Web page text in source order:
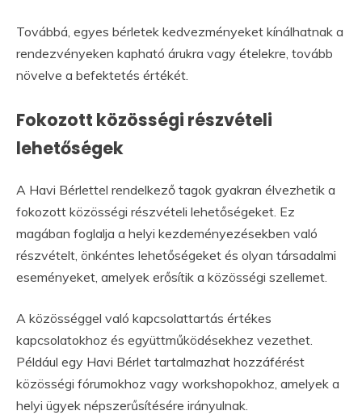
Továbbá, egyes bérletek kedvezményeket kínálhatnak a
rendezvényeken kapható árukra vagy ételekre, tovább
növelve a befektetés értékét.
Fokozott közösségi részvételi
lehetőségek
A Havi Bérlettel rendelkező tagok gyakran élvezhetik a
fokozott közösségi részvételi lehetőségeket. Ez
magában foglalja a helyi kezdeményezésekben való
részvételt, önkéntes lehetőségeket és olyan társadalmi
eseményeket, amelyek erősítik a közösségi szellemet.
A közösséggel való kapcsolattartás értékes
kapcsolatokhoz és együttműködésekhez vezethet.
Például egy Havi Bérlet tartalmazhat hozzáférést
közösségi fórumokhoz vagy workshopokhoz, amelyek a
helyi ügyek népszerűsítésére irányulnak.